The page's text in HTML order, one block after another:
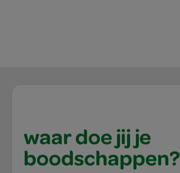
waar doe jij je
boodschappen?